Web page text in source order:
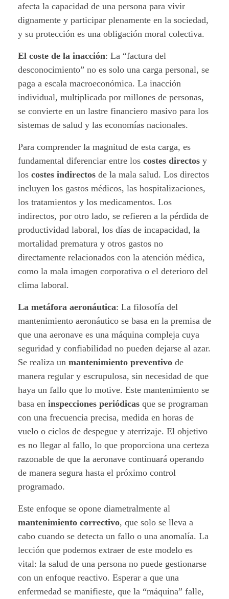
afecta la capacidad de una persona para vivir
dignamente y participar plenamente en la sociedad,
y su protección es una obligación moral colectiva.
El coste de la inacción: La “factura del
desconocimiento” no es solo una carga personal, se
paga a escala macroeconómica. La inacción
individual, multiplicada por millones de personas,
se convierte en un lastre financiero masivo para los
sistemas de salud y las economías nacionales.
Para comprender la magnitud de esta carga, es
fundamental diferenciar entre los costes directos y
los costes indirectos de la mala salud. Los directos
incluyen los gastos médicos, las hospitalizaciones,
los tratamientos y los medicamentos. Los
indirectos, por otro lado, se refieren a la pérdida de
productividad laboral, los días de incapacidad, la
mortalidad prematura y otros gastos no
directamente relacionados con la atención médica,
como la mala imagen corporativa o el deterioro del
clima laboral.
La metáfora aeronáutica: La filosofía del
mantenimiento aeronáutico se basa en la premisa de
que una aeronave es una máquina compleja cuya
seguridad y confiabilidad no pueden dejarse al azar.
Se realiza un mantenimiento preventivo de
manera regular y escrupulosa, sin necesidad de que
haya un fallo que lo motive. Este mantenimiento se
basa en inspecciones periódicas que se programan
con una frecuencia precisa, medida en horas de
vuelo o ciclos de despegue y aterrizaje. El objetivo
es no llegar al fallo, lo que proporciona una certeza
razonable de que la aeronave continuará operando
de manera segura hasta el próximo control
programado.
Este enfoque se opone diametralmente al
mantenimiento correctivo, que solo se lleva a
cabo cuando se detecta un fallo o una anomalía. La
lección que podemos extraer de este modelo es
vital: la salud de una persona no puede gestionarse
con un enfoque reactivo. Esperar a que una
enfermedad se manifieste, que la “máquina” falle,